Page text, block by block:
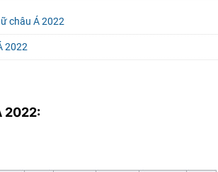
châu Á 2022
2022
2022: